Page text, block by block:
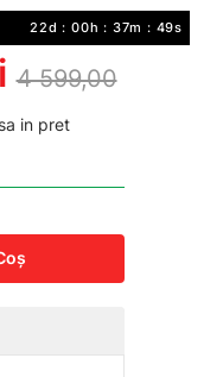
22d : 00h : 37m : 49s
4 599,00
in pret